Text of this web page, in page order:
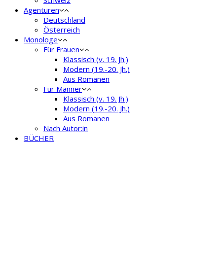
Agenturen
Deutschland
Österreich
Monologe
Für Frauen
Klassisch (v. 19. Jh.)
Modern (19.-20. Jh.)
Aus Romanen
Für Männer
Klassisch (v. 19. Jh.)
Modern (19.-20. Jh.)
Aus Romanen
Nach Autor:in
BÜCHER